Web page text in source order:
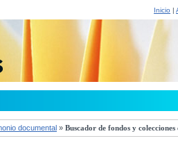
Inicio |
documental » Buscador de fondos y colecciones